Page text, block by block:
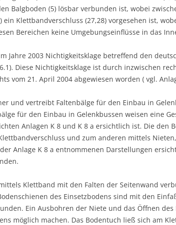
Balgboden (5) lösbar verbunden ist, wobei
ein Klettbandverschluss (27,28) vorgesehen ist,
Bereichen keine Umgebungseinflüsse in das
Jahre 2003 Nichtigkeitsklage betreffend den
Diese Nichtigkeitsklage ist durch inzwischen
vom 21. April 2004 abgewiesen worden ( vgl.
und vertreibt Faltenbälge für den Einbau in
für den Einbau in Gelenkbussen weisen eine
Anlagen K 8 und K 8 a ersichtlich ist. Die den
und zum anderen mittels
Anlage K 8 a entnommenen Darstellungen
Klettband mit den Falten der Seitenwand
des Einsetzbodens sind mit den
Ein Ausbohren der Niete und das Öffnen
möglich machen. Das Bodentuch ließ sich am